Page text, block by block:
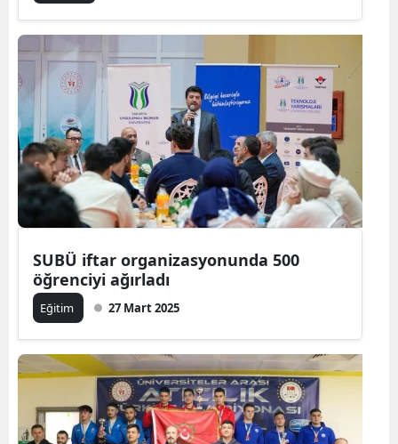
SUBÜ iftar organizasyonunda 500
öğrenciyi ağırladı
Eğitim 27 Mart 2025